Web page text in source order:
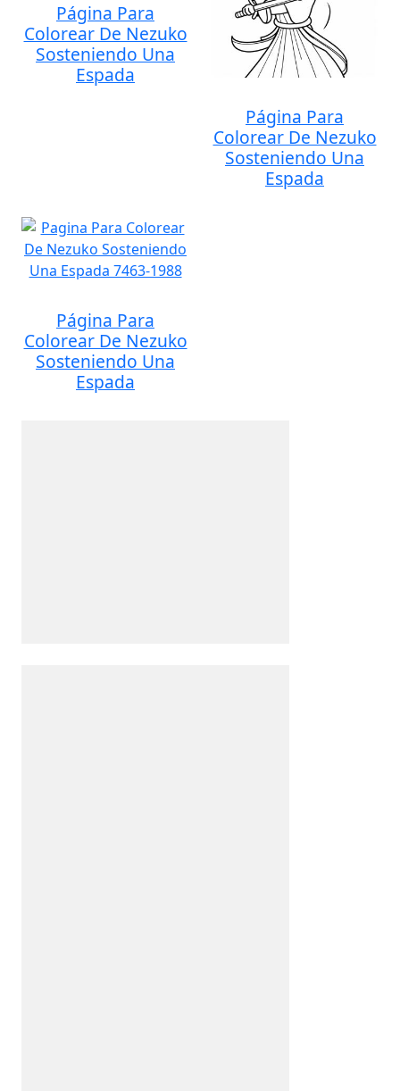
Página Para
Colorear De Nezuko
Sosteniendo Una
Espada
Página Para
Colorear De Nezuko
Sosteniendo Una
Espada
Página Para
Colorear De Nezuko
Sosteniendo Una
Espada